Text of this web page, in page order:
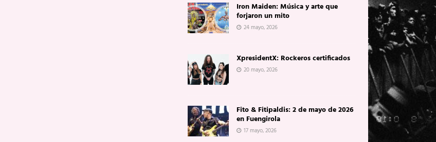
Iron Maiden: Música y arte que
forjaron un mito
24 mayo, 2026
XpresidentX: Rockeros certificados
20 mayo, 2026
Fito & Fitipaldis: 2 de mayo de 2026
en Fuengirola
17 mayo, 2026